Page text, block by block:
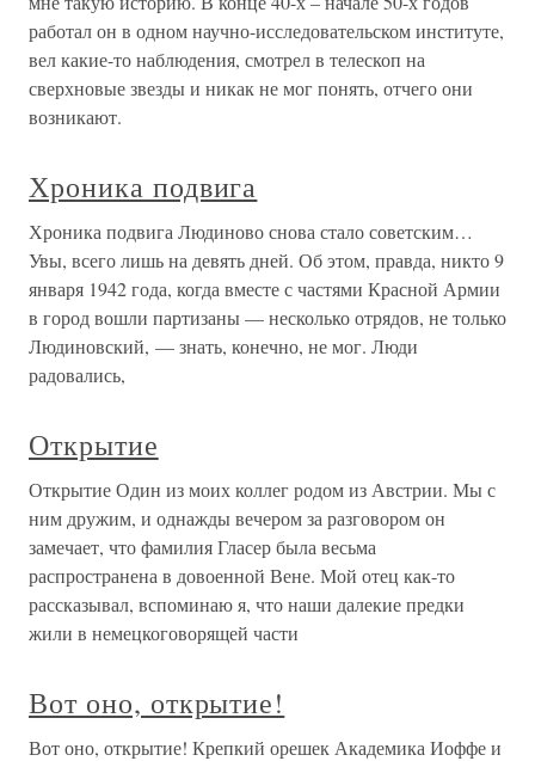
работал он в одном научно-исследовательском институте,
вел какие-то наблюдения, смотрел в телескоп на
сверхновые звезды и никак не мог понять, отчего они
возникают.
Хроника подвига
Хроника подвига Людиново снова стало советским…
Увы, всего лишь на девять дней. Об этом, правда, никто 9
января 1942 года, когда вместе с частями Красной Армии
в город вошли партизаны — несколько отрядов, не только
Людиновский, — знать, конечно, не мог. Люди
радовались,
Открытие
Открытие Один из моих коллег родом из Австрии. Мы с
ним дружим, и однажды вечером за разговором он
замечает, что фамилия Гласер была весьма
распространена в довоенной Вене. Мой отец как-то
рассказывал, вспоминаю я, что наши далекие предки
жили в немецкоговорящей части
Вот оно, открытие!
Вот оно, открытие! Крепкий орешек Академика Иоффе и